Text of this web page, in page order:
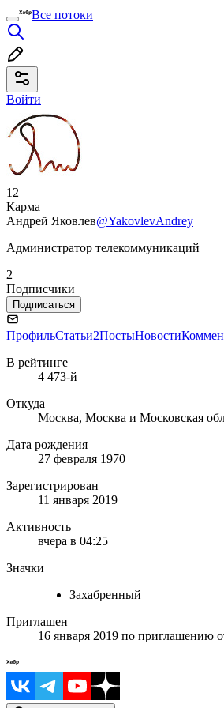
Все потоки
Войти
12
Карма
Андрей Яковлев@YakovlevAndrey
Администратор телекоммуникаций
2
Подписчики
Подписаться
ПрофильСтатьи2ПостыНовости
В рейтинге
4 473-й
Откуда
Москва, Москва и Московская
Дата рождения
27 февраля 1970
Зарегистрирован
11 января 2019
Активность
вчера в 04:25
Значки
Захабренный
Приглашен
16 января 2019 по приглашению